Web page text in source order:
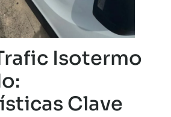
Isotermo
Clave